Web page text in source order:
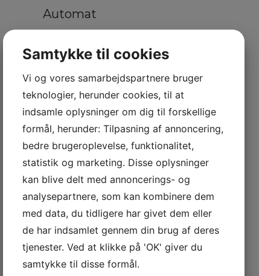
Automat
Træk
Ikke angivet kg
Antal airbags
6
Farve
Samtykke til cookies
Vi og vores samarbejdspartnere bruger
teknologier, herunder cookies, til at
indsamle oplysninger om dig til forskellige
formål, herunder: Tilpasning af annoncering,
bedre brugeroplevelse, funktionalitet,
statistik og marketing. Disse oplysninger
kan blive delt med annoncerings- og
analysepartnere, som kan kombinere dem
med data, du tidligere har givet dem eller
de har indsamlet gennem din brug af deres
tjenester. Ved at klikke på 'OK' giver du
samtykke til disse formål.